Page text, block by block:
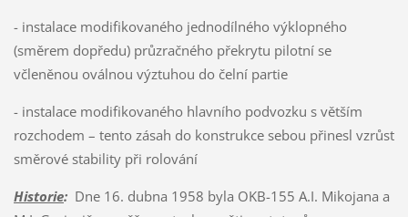
- instalace modifikovaného jednodílného výklopného
(směrem dopředu) průzračného překrytu pilotní se
včleněnou oválnou výztuhou do čelní partie
- instalace modifikovaného hlavního podvozku s větším
rozchodem – tento zásah do konstrukce sebou přinesl vzrůst
směrové stability při rolování
Historie:Dne 16. dubna 1958 byla OKB-155 A.I. Mikojana a